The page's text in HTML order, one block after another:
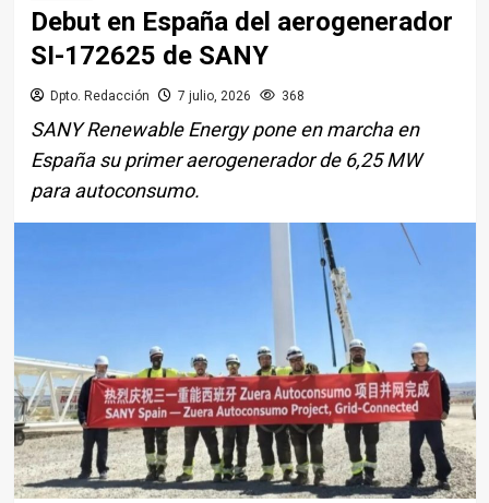
Debut en España del aerogenerador
SI-172625 de SANY
Dpto. Redacción 7 julio, 2026 368
SANY Renewable Energy pone en marcha en
España su primer aerogenerador de 6,25 MW
para autoconsumo.